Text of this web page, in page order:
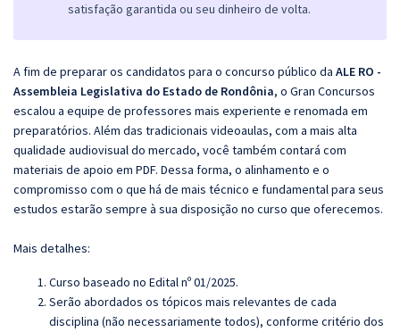
satisfação garantida ou seu dinheiro de volta.
A fim de preparar os candidatos para o concurso público da ALE RO -
Assembleia Legislativa do Estado de Rondônia, o Gran Concursos
escalou a equipe de professores mais experiente e renomada em
preparatórios. Além das tradicionais videoaulas, com a mais alta
qualidade audiovisual do mercado, você também contará com
materiais de apoio em PDF. Dessa forma, o alinhamento e o
compromisso com o que há de mais técnico e fundamental para seus
estudos estarão sempre à sua disposição no curso que oferecemos.
Mais detalhes:
Curso baseado no Edital nº 01/2025.
Serão abordados os tópicos mais relevantes de cada
disciplina (não necessariamente todos), conforme critério dos